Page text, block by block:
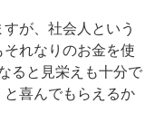
が、社会人という
れなりのお金を使
ると見栄えも十分で
喜んでもらえるか